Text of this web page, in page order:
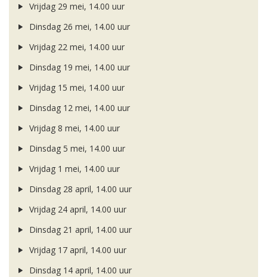
Vrijdag 29 mei, 14.00 uur
Dinsdag 26 mei, 14.00 uur
Vrijdag 22 mei, 14.00 uur
Dinsdag 19 mei, 14.00 uur
Vrijdag 15 mei, 14.00 uur
Dinsdag 12 mei, 14.00 uur
Vrijdag 8 mei, 14.00 uur
Dinsdag 5 mei, 14.00 uur
Vrijdag 1 mei, 14.00 uur
Dinsdag 28 april, 14.00 uur
Vrijdag 24 april, 14.00 uur
Dinsdag 21 april, 14.00 uur
Vrijdag 17 april, 14.00 uur
Dinsdag 14 april, 14.00 uur